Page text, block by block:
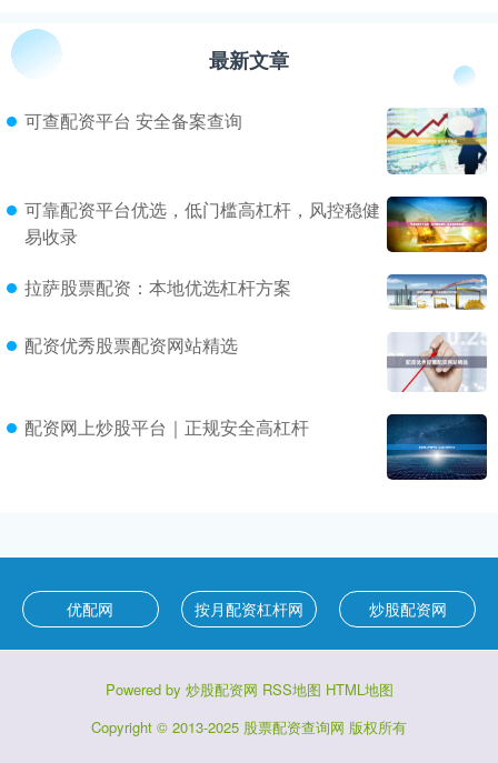
最新文章
可查配资平台 安全备案查询
可靠配资平台优选，低门槛高杠杆，风控稳健
易收录
拉萨股票配资：本地优选杠杆方案
配资优秀股票配资网站精选
配资网上炒股平台｜正规安全高杠杆
优配网 按月配资杠杆网 炒股配资网
Powered by 炒股配资网 RSS地图 HTML地图
Copyright © 2013-2025 股票配资查询网 版权所有